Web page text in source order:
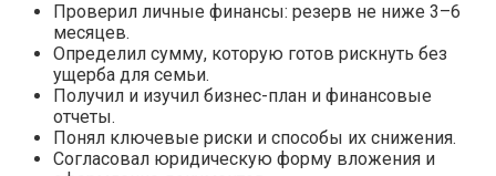
Проверил личные финансы: резерв не ниже 3–6
месяцев.
Определил сумму, которую готов рискнуть без
ущерба для семьи.
Получил и изучил бизнес-план и финансовые
отчеты.
Понял ключевые риски и способы их снижения.
Согласовал юридическую форму вложения и